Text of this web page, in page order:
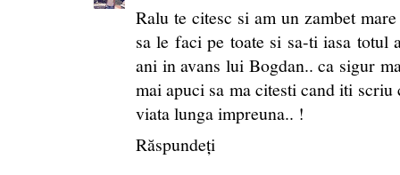
Ralu te citesc si am un zambet
sa le faci pe toate si sa-ti iasa
ani in avans lui Bogdan.. ca sigur
mai apuci sa ma citesti cand iti
viata lunga impreuna.. !
Răspundeți